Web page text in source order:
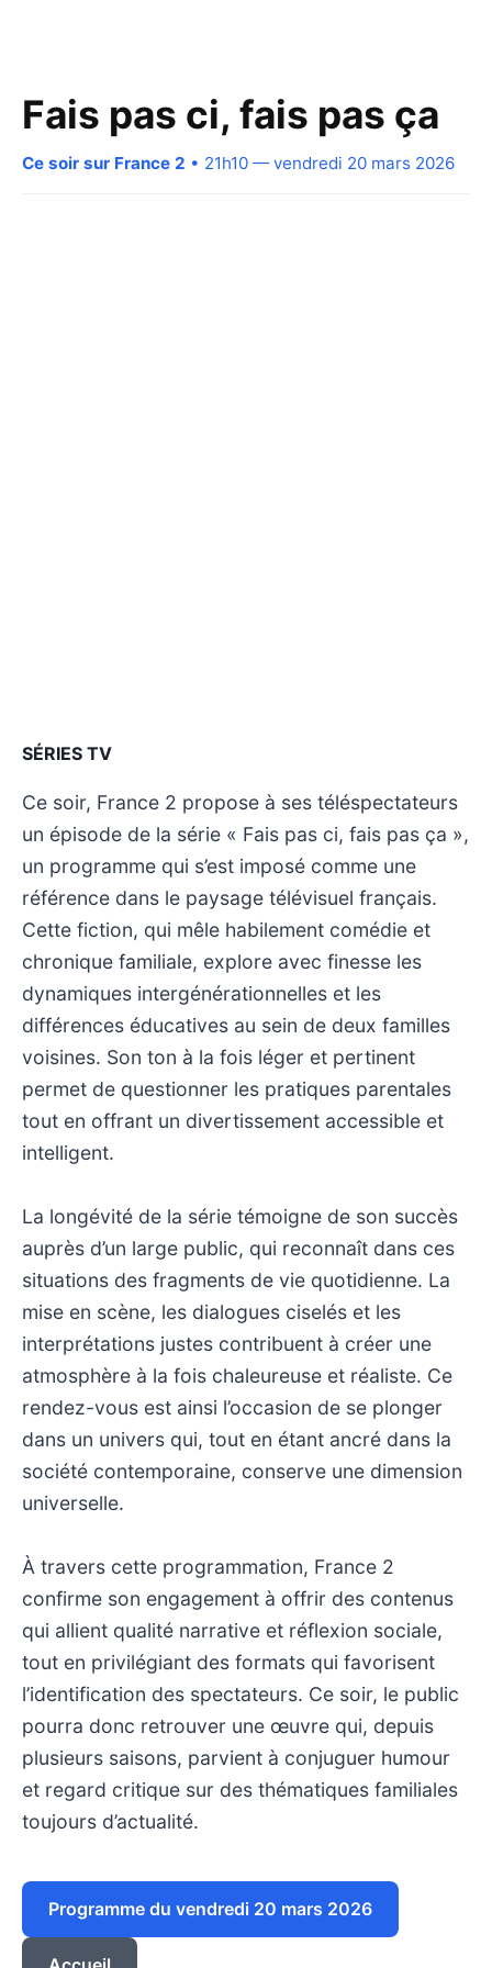
Fais pas ci, fais pas ça
Ce soir sur France 2 • 21h10 — vendredi 20 mars 2026
SÉRIES TV
Ce soir, France 2 propose à ses téléspectateurs
un épisode de la série « Fais pas ci, fais pas ça »,
un programme qui s’est imposé comme une
référence dans le paysage télévisuel français.
Cette fiction, qui mêle habilement comédie et
chronique familiale, explore avec finesse les
dynamiques intergénérationnelles et les
différences éducatives au sein de deux familles
voisines. Son ton à la fois léger et pertinent
permet de questionner les pratiques parentales
tout en offrant un divertissement accessible et
intelligent.
La longévité de la série témoigne de son succès
auprès d’un large public, qui reconnaît dans ces
situations des fragments de vie quotidienne. La
mise en scène, les dialogues ciselés et les
interprétations justes contribuent à créer une
atmosphère à la fois chaleureuse et réaliste. Ce
rendez-vous est ainsi l’occasion de se plonger
dans un univers qui, tout en étant ancré dans la
société contemporaine, conserve une dimension
universelle.
À travers cette programmation, France 2
confirme son engagement à offrir des contenus
qui allient qualité narrative et réflexion sociale,
tout en privilégiant des formats qui favorisent
l’identification des spectateurs. Ce soir, le public
pourra donc retrouver une œuvre qui, depuis
plusieurs saisons, parvient à conjuguer humour
et regard critique sur des thématiques familiales
toujours d’actualité.
Programme du vendredi 20 mars 2026